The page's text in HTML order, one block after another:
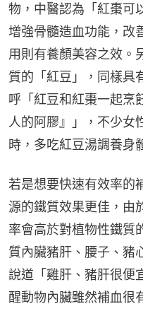
物，中醫認為「紅棗可
增強骨髓造血功能，改
用則有養顏美容之效。
質的「紅豆」，同樣具
呼「紅豆和紅棗一起烹
人的阿膠』」，不少女
時，多吃紅豆湯調養身
若是想要快速有效率的
源的鐵質效果更佳，由
率會高於對植物性鐵質
質內臟豬肝、腰子、豬
說道「雞肝、豬肝很便
醒動物內臟雖然補血很